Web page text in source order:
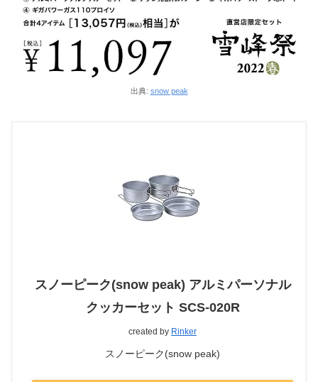
出典: snow peak
スノーピーク(snow peak) アルミパーソナル
クッカーセット SCS-020R
created by Rinker
スノーピーク(snow peak)